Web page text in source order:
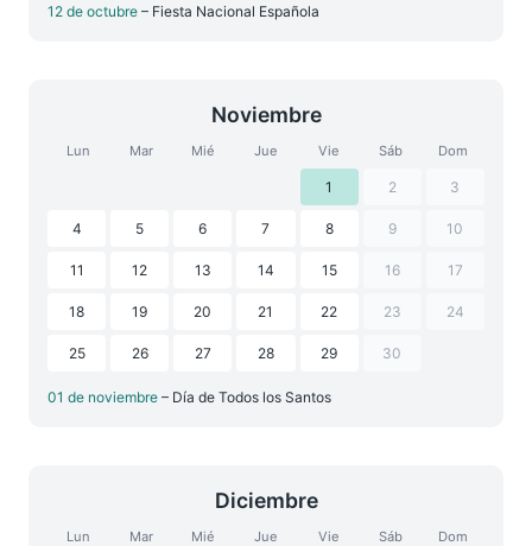
12 de octubre – Fiesta Nacional Española
Noviembre
Lun Mar Mié Jue Vie Sáb Dom
1 2 3
4 5 6 7 8 9 10
11 12 13 14 15 16 17
18 19 20 21 22 23 24
25 26 27 28 29 30
01 de noviembre – Día de Todos los Santos
Diciembre
Lun Mar Mié Jue Vie Sáb Dom